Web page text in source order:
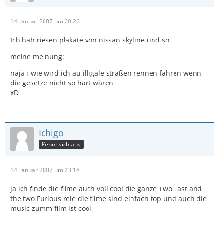
14. Januar 2007 um 20:26
Ich hab riesen plakate von nissan skyline und so
meine meinung:
naja i-wie wird ich au illigale straßen rennen fahren wenn
die gesetze nicht so hart wären ~~
xD
Ichigo
Kennt sich aus
14. Januar 2007 um 23:18
ja ich finde die filme auch voll cool die ganze Two Fast and
the two Furious reie die filme sind einfach top und auch die
music zumm film ist cool